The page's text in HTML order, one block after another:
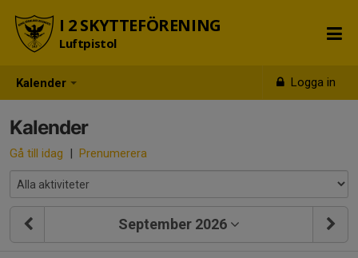
Kalender Logga in
I 2 SKYTTEFÖRENING
Luftpistol
Kalender
Gå till idag | Prenumerera
September 2026